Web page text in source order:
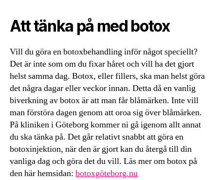
Att tänka på med botox
Vill du göra en botoxbehandling inför något speciellt?
Det är inte som om du fixar håret och vill ha det gjort
helst samma dag. Botox, eller fillers, ska man helst göra
det några dagar eller veckor innan. Detta då en vanlig
biverkning av botox är att man får blåmärken. Inte vill
man förstöra dagen genom att oroa sig över blåmärken.
På kliniken i Göteborg kommer ni gå igenom allt annat
du ska tänka på. Det går relativt snabbt att göra en
botoxinjektion, när den är gjort kan du återgå till din
vanliga dag och göra det du vill. Läs mer om botox på
den här hemsidan: botoxgöteborg.nu